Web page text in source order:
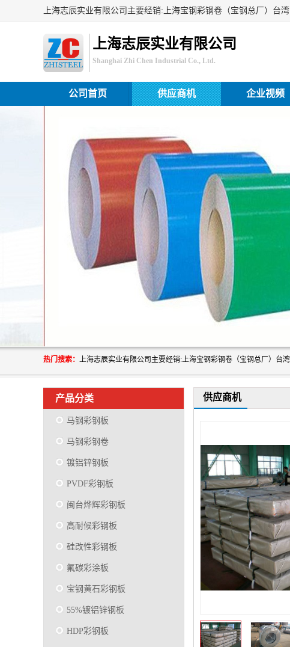
上海志辰实业有限公司
Shanghai Zhi Chen Industrial Co., Ltd.
公司首页 供应商机 企业视频
热门搜索：
产品分类
马钢彩钢板
马钢彩钢卷
镀铝锌钢板
PVDF彩钢板
闽台烨辉彩钢板
高耐候彩钢板
硅改性彩钢板
氟碳彩涂板
宝钢黄石彩钢板
55%镀铝锌钢板
HDP彩钢板
供应商机